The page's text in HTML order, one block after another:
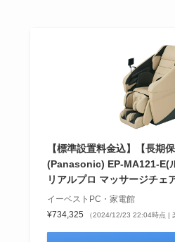
【標準設置料金込】【長期
(Panasonic) EP-MA121-E(
リアルプロ マッサージチェ
イーベストPC・家電館
¥734,325
（2024/12/23 22:04時点 |